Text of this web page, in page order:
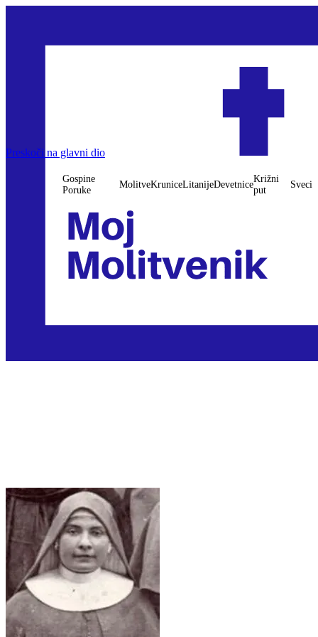
Preskoči na glavni dio
Gospine
Poruke
MolitveKruniceLitanijeDevetnice
Križni
put
Sveci